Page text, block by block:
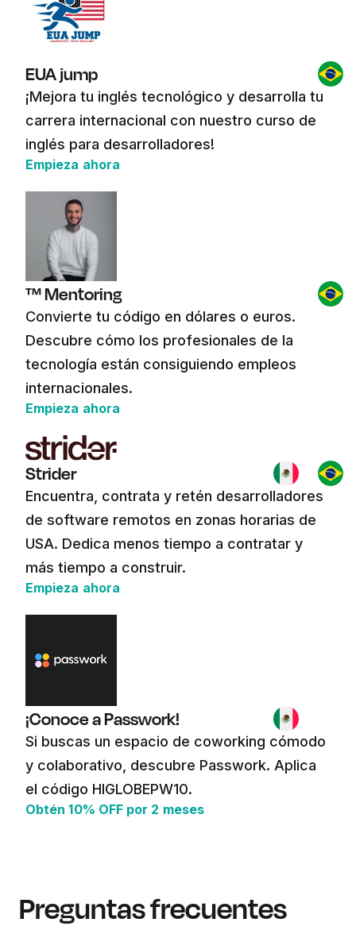
EUA jump
¡Mejora tu inglés tecnológico y desarrolla tu
carrera internacional con nuestro curso de
inglés para desarrolladores!
Empieza ahora
™ Mentoring
Convierte tu código en dólares o euros.
Descubre cómo los profesionales de la
tecnología están consiguiendo empleos
internacionales.
Empieza ahora
Strider
Encuentra, contrata y retén desarrolladores
de software remotos en zonas horarias de
USA. Dedica menos tiempo a contratar y
más tiempo a construir.
Empieza ahora
¡Conoce a Passwork!
Si buscas un espacio de coworking cómodo
y colaborativo, descubre Passwork. Aplica
el código HIGLOBEPW10.
Obtén 10% OFF por 2 meses
Preguntas frecuentes